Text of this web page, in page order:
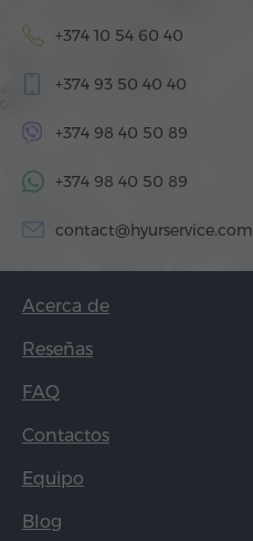
+374 10 54 60 40
+374 93 50 40 40
+374 98 40 50 89
+374 98 40 50 89
contact@hyurservice.com
Acerca de
Reseñas
FAQ
Contactos
Equipo
Blog